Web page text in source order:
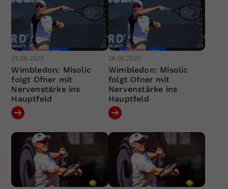
26.06.2025
Wimbledon: Misolic
folgt Ofner mit
Nervenstärke ins
Hauptfeld
26.06.2025
Wimbledon: Misolic
folgt Ofner mit
Nervenstärke ins
Hauptfeld